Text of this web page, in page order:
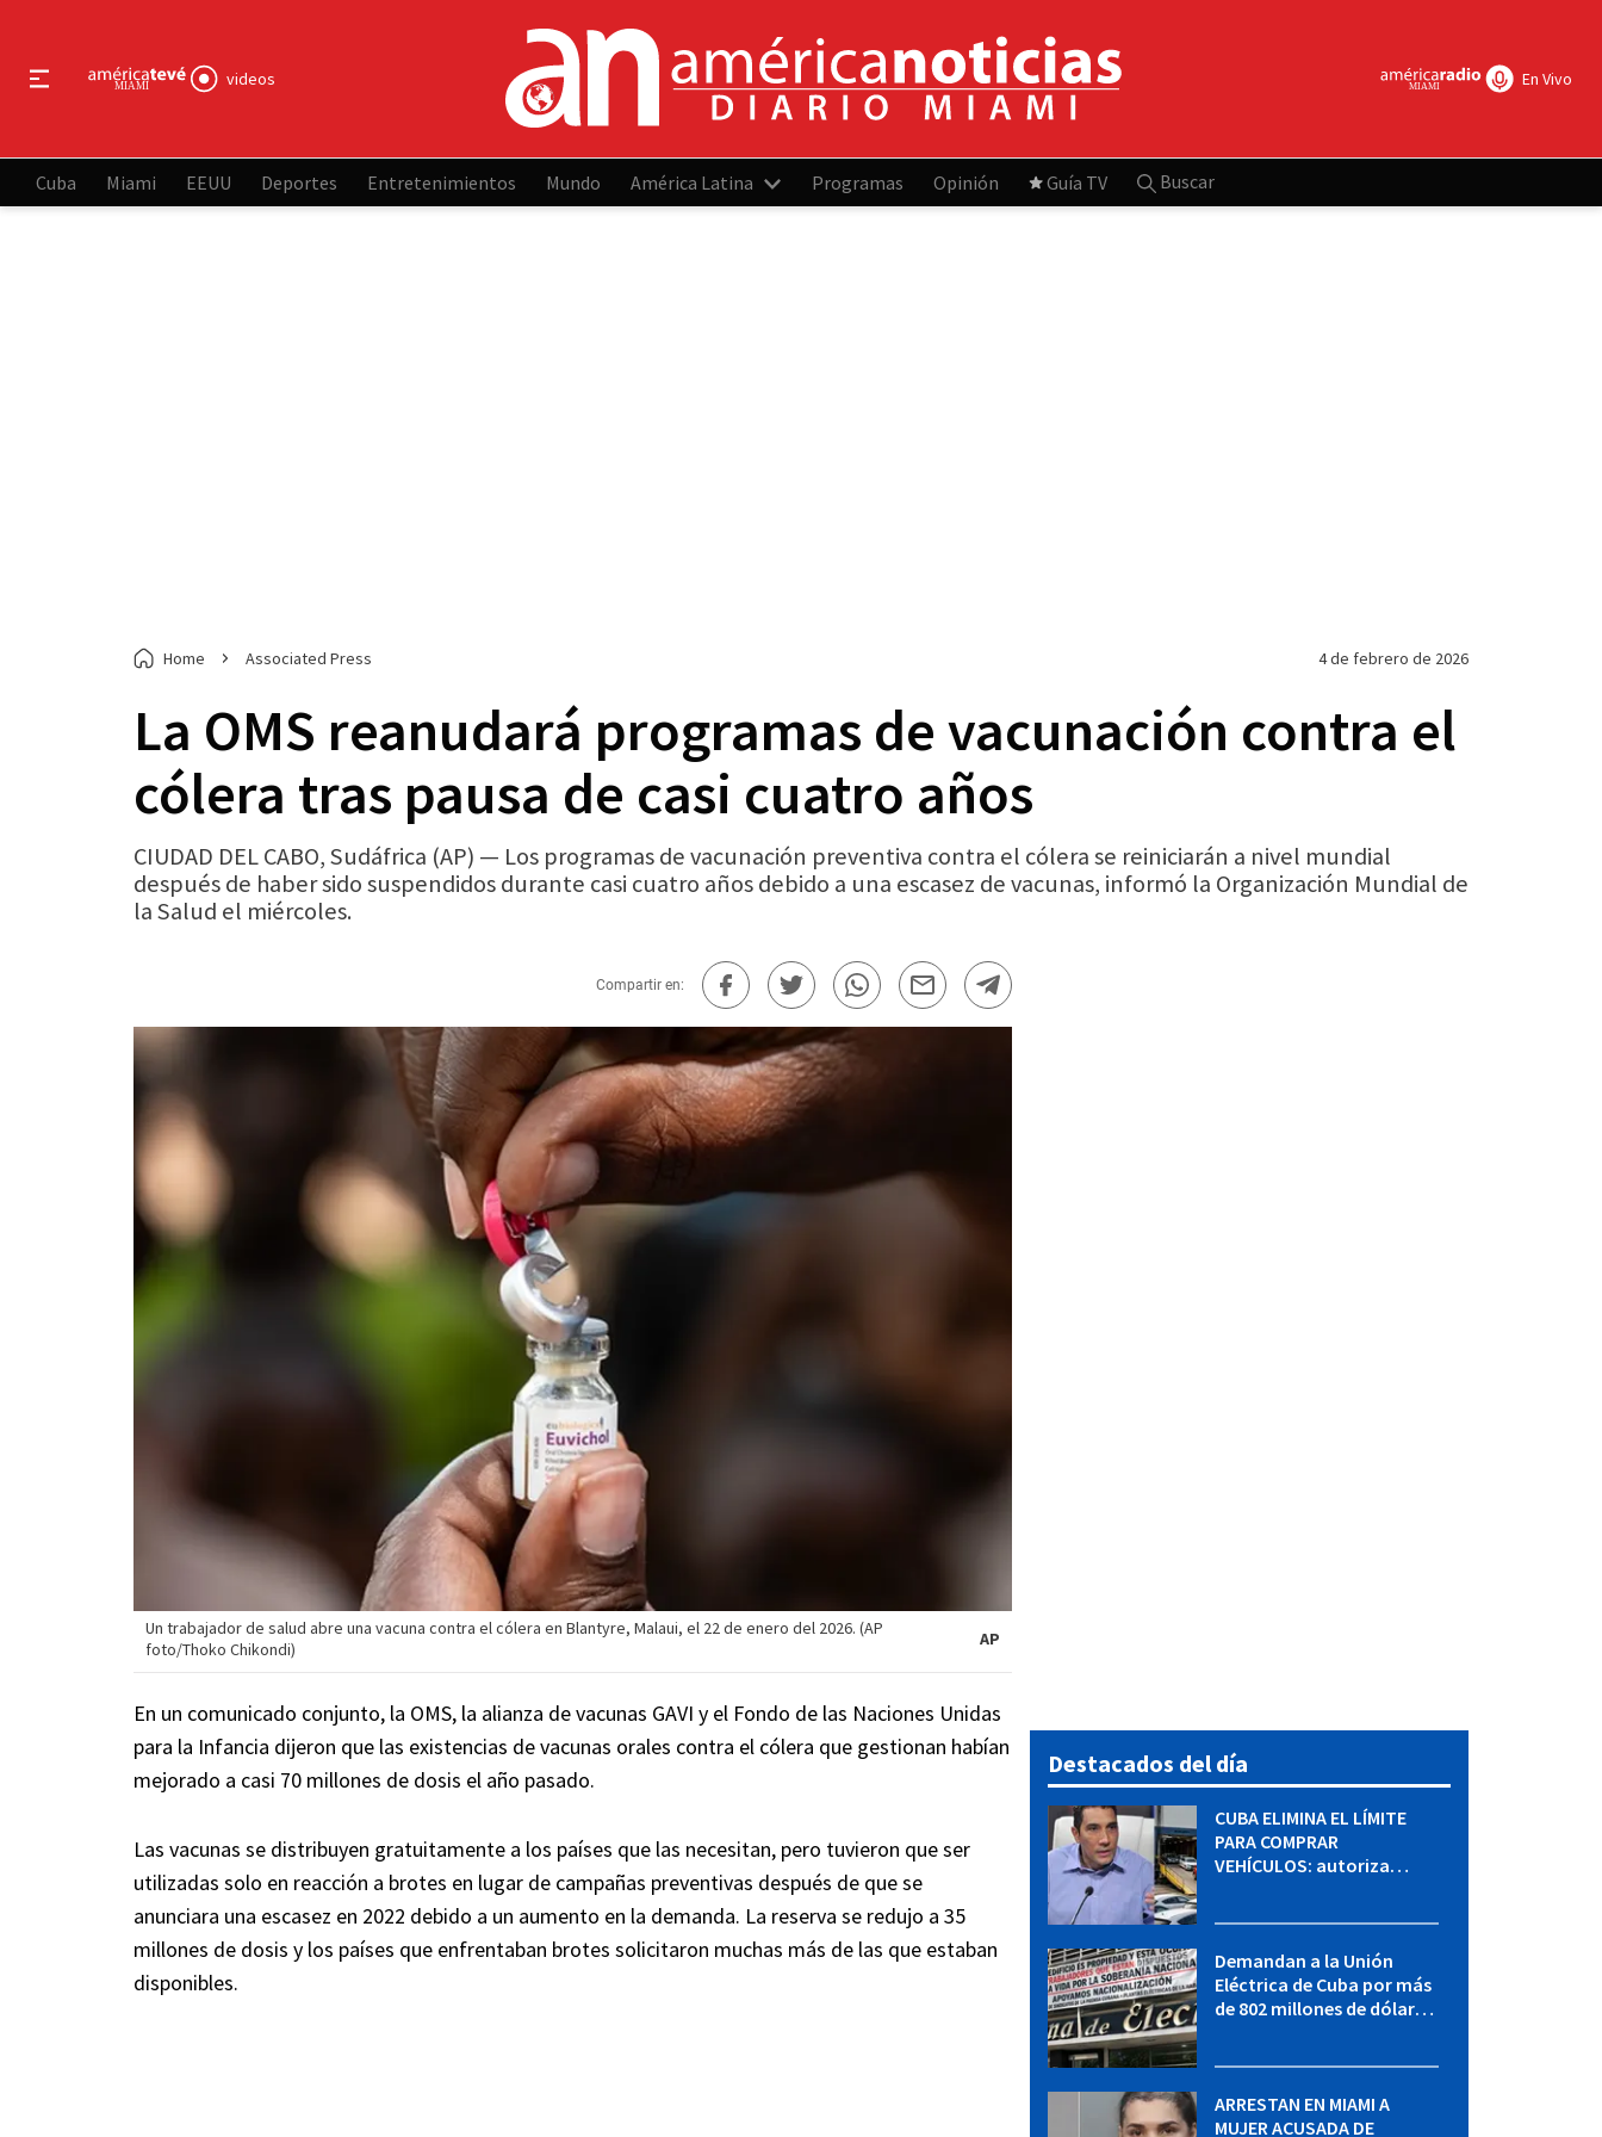
videos En Vivo
Cuba Miami EEUU Deportes Entretenimientos Mundo América Latina Programas Opinión Guía TV Buscar
Home Associated Press 4 de febrero de 2026
La OMS reanudará programas de vacunación contra el
cólera tras pausa de casi cuatro años
CIUDAD DEL CABO, Sudáfrica (AP) — Los programas de vacunación preventiva contra el cólera se reiniciarán a nivel mundial
después de haber sido suspendidos durante casi cuatro años debido a una escasez de vacunas, informó la Organización Mundial de
la Salud el miércoles.
Compartir en:
Un trabajador de salud abre una vacuna contra el cólera en Blantyre, Malaui, el 22 de enero del 2026. (AP
foto/Thoko Chikondi)
AP
En un comunicado conjunto, la OMS, la alianza de vacunas GAVI y el Fondo de las Naciones Unidas
para la Infancia dijeron que las existencias de vacunas orales contra el cólera que gestionan habían
mejorado a casi 70 millones de dosis el año pasado.
Las vacunas se distribuyen gratuitamente a los países que las necesitan, pero tuvieron que ser
utilizadas solo en reacción a brotes en lugar de campañas preventivas después de que se
anunciara una escasez en 2022 debido a un aumento en la demanda. La reserva se redujo a 35
millones de dosis y los países que enfrentaban brotes solicitaron muchas más de las que estaban
disponibles.
Destacados del día
CUBA ELIMINA EL LÍMITE
PARA COMPRAR
VEHÍCULOS: autoriza
Demandan a la Unión
Eléctrica de Cuba por más
de 802 millones de dólares
ARRESTAN EN MIAMI A
MUJER ACUSADA DE